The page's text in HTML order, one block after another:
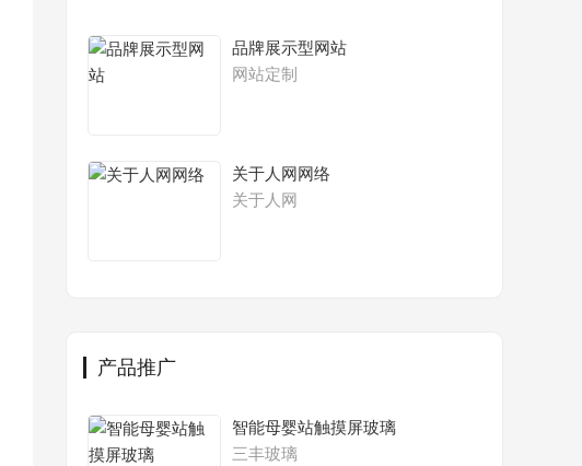
品牌展示型网站
网站定制
关于人网网络
关于人网
产品推广
智能母婴站触摸屏玻璃
三丰玻璃